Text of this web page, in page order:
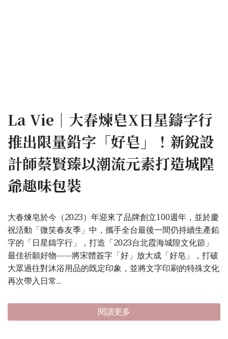
La Vie｜大春煉皂X日星鑄字行
推出限量鉛字「好皂」！新銳設
計師蔡賢臻以潮流元素打造城隍
爺趣味包裝
大春煉皂於今（2023）年迎來了品牌創立100週年，並於慶
祝活動「微笑春友季」中，攜手全台最後一間仍持續生產鉛
字的「日星鑄字行」，打造「2023台北霞海城隍文化節」
最佳祈願好物——將宋體簽字「好」放大成「好皂」，打破
大眾過往對沐浴用品的既定印象，並將文字印刷的特殊文化
再次帶入日常...
閱讀更多